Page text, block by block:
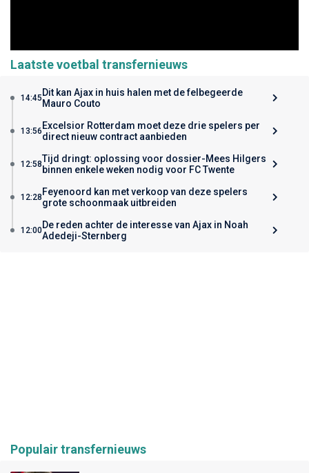
Laatste voetbal transfernieuws
14:45 Dit kan Ajax in huis halen met de felbegeerde
Mauro Couto
13:56 Excelsior Rotterdam moet deze drie spelers per
direct nieuw contract aanbieden
12:58Tijd dringt: oplossing voor dossier-Mees Hilgers
binnen enkele weken nodig voor FC Twente
12:28 Feyenoord kan met verkoop van deze spelers
grote schoonmaak uitbreiden
12:00De reden achter de interesse van Ajax in Noah
Adedeji-Sternberg
Populair transfernieuws